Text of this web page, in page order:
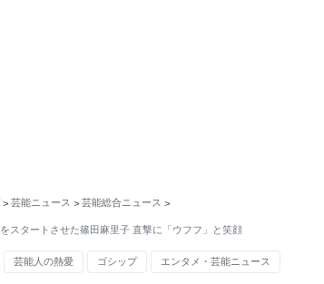
> 芸能ニュース > 芸能総合ニュース >
スタートさせた篠田麻里子 直撃に「ウフフ」と笑顔
芸能人の熱愛 ゴシップ エンタメ・芸能ニュース